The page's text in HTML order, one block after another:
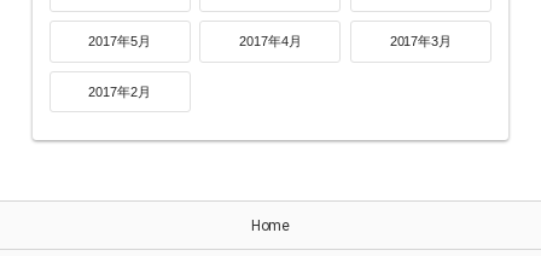
2017年5月 2017年4月 2017年3月
2017年2月
Home